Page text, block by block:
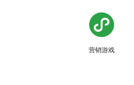
营销游戏